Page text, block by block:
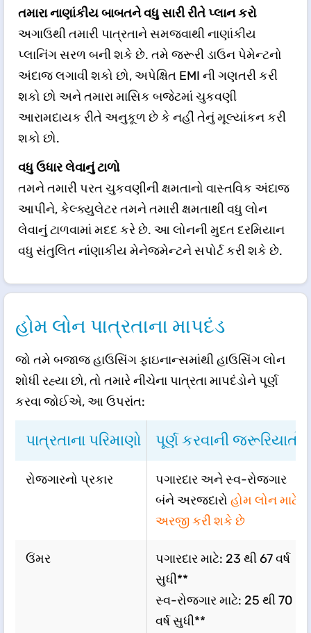
તમારા નાણાંકીય બાબતને વધુ સારી રીતે પ્લાન કરો
અગાઉથી તમારી પાત્રતાને સમજવાથી નાણાંકીય
પ્લાનિંગ સરળ બની શકે છે. તમે જરૂરી ડાઉન પેમેન્ટનો
અંદાજ લગાવી શકો છો, અપેક્ષિત EMI ની ગણતરી કરી
શકો છો અને તમારા માસિક બજેટમાં ચુકવણી
આરામદાયક રીતે અનુકૂળ છે કે નહીં તેનું મૂલ્યાંકન કરી
શકો છો.
વધુ ઉધાર લેવાનું ટાળો
તમને તમારી પરત ચુકવણીની ક્ષમતાનો વાસ્તવિક અંદાજ
આપીને, કેલ્ક્યુલેટર તમને તમારી ક્ષમતાથી વધુ લોન
લેવાનું ટાળવામાં મદદ કરે છે. આ લોનની મુદત દરમિયાન
વધુ સંતુલિત નાંણાકીય મેનેજમેન્ટને સપોર્ટ કરી શકે છે.
હોમ લોન પાત્રતાના માપદંડ
જો તમે બજાજ હાઉસિંગ ફાઇનાન્સમાંથી હાઉસિંગ લોન
શોધી રહ્યા છો, તો તમારે નીચેના પાત્રતા માપદંડોને પૂર્ણ
કરવા જોઈએ, આ ઉપરાંત:
પાત્રતાના પરિમાણો પૂર્ણ કરવાની જરૂરિયાતો
રોજગારનો પ્રકાર
પગારદાર અને સ્વ-રોજગાર
બંને અરજદારો હોમ લોન માટે
અરજી કરી શકે છે
ઉંમર
પગારદાર માટે: 23 થી 67 વર્ષ
સુધી**
સ્વ-રોજગાર માટે: 25 થી 70
વર્ષ સુધી**